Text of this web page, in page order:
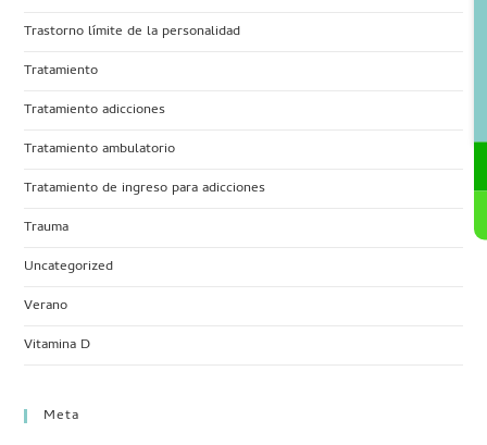
Trastorno límite de la personalidad
Tratamiento
Tratamiento adicciones
Tratamiento ambulatorio
Tratamiento de ingreso para adicciones
Trauma
Uncategorized
Verano
Vitamina D
Meta